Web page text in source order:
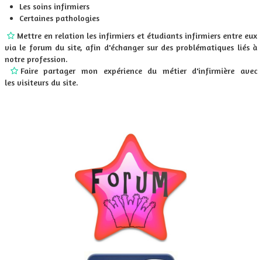
Les soins infirmiers
Certaines pathologies
Mettre en relation les infirmiers et étudiants infirmiers entre eux
via le forum du site, afin d'échanger sur des problématiques liés à
notre profession.
​ Faire partager mon expérience du métier d'infirmière avec
les visiteurs du site.